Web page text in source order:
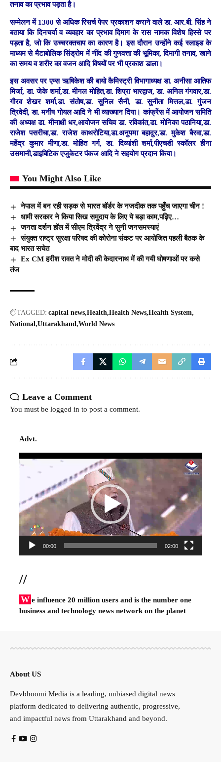
तनाव का प्रभाव पड़ता है।
सम्मेलन में 1300 से अधिक रिसर्च पेपर प्रकाशन कराने वाले डा. आर.बी. सिंह ने
बताया कि दिनचर्या व व्यवहार का प्रभाव दिमाग के रास नामक विशेष हिस्से पर
पड़ता है, जो कि उच्चरक्तचाप का कारण है। इस दौरान उन्होंने कई स्लाइड के
माध्यम से मैटाबोलिक सिंड्रोम में नींद की गुणवत्ता की भूमिका, दिमागी तनाव, खाने
का समय व शरीर का वजन आदि विषयों पर भी प्रकाश डाला।
इस अवसर पर एम्स ऋषिकेश की बायो कैमिस्ट्री विभागाध्यक्ष डा. अनीसा आतिफ
मिर्जा, डा. जेके शर्मा,डा. मीनल मोहित,डा. शिप्रा भारद्वाज, डा. अनिल गंगवार,डा.
गौरव शेखर शर्मा,डा. संतोष,डा. सुनिल सैनी, डा. सुनीता मित्तल,डा. गुंजन
त्रिवेदी, डा. मनीष गोयल आदि ने भी व्याख्यान दिया। कांफ्रेंस में आयोजन समिति
की अध्यक्ष डा. मीनाक्षी धर,आयोजन सचिव डा. रविकांत,डा. मोनिका पठानिया,डा.
राजेश पसरीचा,डा. राजेश काथरोटिया,डा.अनुपमा बहादुर,डा. मुकेश बैरवा,डा.
महेंद्र कुमार मीणा,डा. मोहित गर्ग, डा. दिव्यांशी शर्मा,पीएचडी स्कॉलर हीना
उसमानी,डाइबिटिक एजुकेटर पंकज आदि ने सहयोग प्रदान किया।
You Might Also Like
नेपाल में बन रही सड़क से भारत बॉर्डर के नजदीक तक पहुँच जाएगा चीन !
धामी सरकार ने किया सिख समुदाय के लिए ये बड़ा काम,पढ़िए…
जनता दर्शन हॉल में सीएम त्रिवेंद्र ने सुनी जनसमस्याएं
संयुक्त राष्ट्र सुरक्षा परिषद की कोरोना संकट पर आयोजित पहली बैठक के
बाद भारत सचेत
Ex CM हरीश रावत ने मोदी की केदारनाथ में की गयी घोषणाओं पर कसे
तंज
TAGGED: capital news Health Health News Health System
National Uttarakhand World News
Leave a Comment
You must be logged in to post a comment.
Advt.
Video
00:00 02:00
//
W e influence 20 million users and is the number one
business and technology news network on the planet
About US
Devbhoomi Media is a leading, unbiased digital news
platform dedicated to delivering authentic, progressive,
and impactful news from Uttarakhand and beyond.